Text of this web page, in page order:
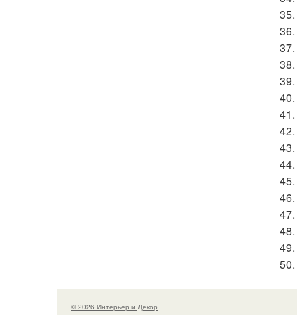
35.
36.
37.
38.
39.
40.
41.
42.
43.
44.
45.
46.
47.
48.
49.
50.
© 2026 Интерьер и Декор